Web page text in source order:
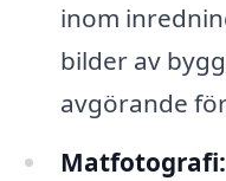
inom
bilder av
avgörande
Matfotografi: